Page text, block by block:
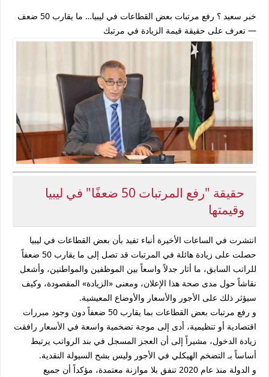
خبر سعيد ؟ رفع مرتبات بعض القطاعات في ليبيا… ما يقارب 50 ضعف
— تعرف على حقيقة قيمة الزيادة في مرتبك
حقيقة "رفع المرتبات 50 ضعفًا" في ليبيا
وقيمتها
انتشرت في الساعات الأخيرة أنباء تفيد بأن بعض القطاعات في ليبيا
حصلت على زيادة هائلة في المرتبات قد تصل إلى ما يقارب 50 ضعفاً
للراتب السابق، ما أثار جدلاً واسعاً بين الموظفين والمواطنين، وأشعل
نقاشاً حول مدى صحة هذا الإعلان، ومعنى «الزيادة» المقصودة، وكيف
سيؤثر ذلك على الأجور والأسعار والأوضاع المعيشية.
و رفع مرتبات بعض القطاعات بما يقارب 50 ضعفاً دون وجود مبررات
اقتصادية أو تنظيمية، أدى إلى موجة تضخمية واسعة في الأسعار رافقت
زيادة الدخول، مشيراً إلى أن العجز المسجل في بند الرواتب يرتبط
أساساً بـ التضخم الهيكلي في الأجور وليس بشح السيولة النقدية.
و الدولة منذ عام 2020 تنفق بلا موازنة معتمدة، مؤكداً أن جميع